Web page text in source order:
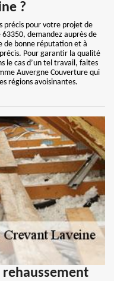
?
précis pour votre projet de
demandez auprès de
de bonne réputation et à
Pour garantir la qualité
le cas d’un tel travail, faites
Auvergne Couverture qui
régions avoisinantes.